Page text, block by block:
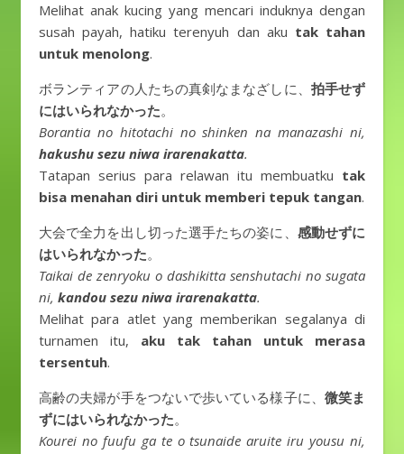
Melihat anak kucing yang mencari induknya dengan
susah payah, hatiku terenyuh dan aku tak tahan
untuk menolong.
ボランティアの人たちの真剣なまなざしに、 拍手せず
にはいられなかった。
Borantia no hitotachi no shinken na manazashi ni,
hakushu sezu niwa irarenakatta.
Tatapan serius para relawan itu membuatku tak
bisa menahan diri untuk memberi tepuk tangan.
大会で全力を出し切った選手たちの姿に、 感動せずに
はいられなかった。
Taikai de zenryoku o dashikitta senshutachi no sugata
ni, kandou sezu niwa irarenakatta.
Melihat para atlet yang memberikan segalanya di
turnamen itu, aku tak tahan untuk merasa
tersentuh.
高齢の夫婦が手をつないで歩いている様子に、 微笑ま
ずにはいられなかった。
Kourei no fuufu ga te o tsunaide aruite iru yousu ni,